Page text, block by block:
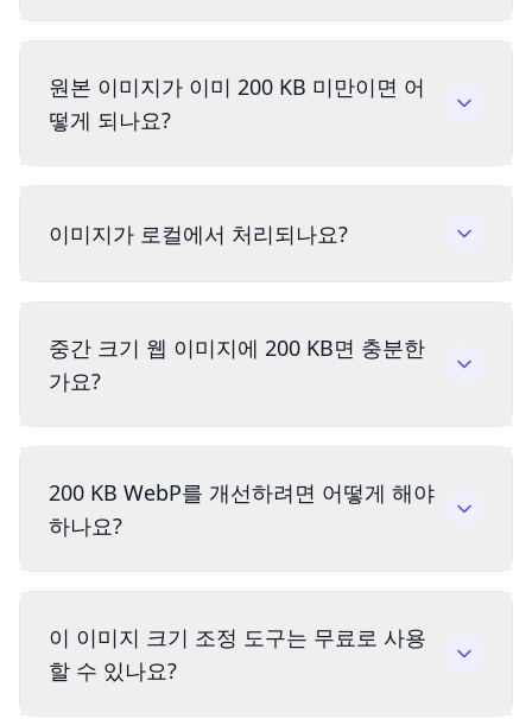
원본 이미지가 이미 200 KB 미만이면 어
떻게 되나요?
이미지가 로컬에서 처리되나요?
중간 크기 웹 이미지에 200 KB면 충분한
가요?
200 KB WebP를 개선하려면 어떻게 해야
하나요?
이 이미지 크기 조정 도구는 무료로 사용
할 수 있나요?